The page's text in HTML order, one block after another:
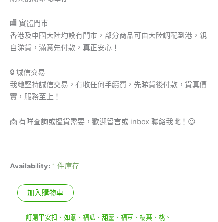
🏬 實體門市
香港及中國大陸均設有門市，部分商品可由大陸調配到港，親
自睇貨，滿意先付款，真正安心！
🔒 誠信交易
我哋堅持誠信交易，冇收任何手續費，先睇貨後付款，貨真價
實，服務至上！
📩 有咩查詢或搵貨需要，歡迎留言或 inbox 聯絡我哋！😉
Availability: 1 件庫存
加入購物車
訂購平安扣、如意、福瓜、葫蘆、福豆、樹葉、桃、